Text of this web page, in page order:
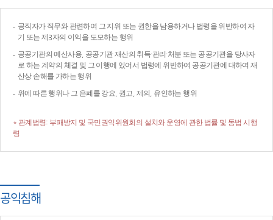
공직자가 직무와 관련하여 그 지위 또는 권한을 남용하거나 법령을 위반하여 자
기 또는 제3자의 이익을 도모하는 행위
공공기관의 예산사용, 공공기관 재산의 취득·관리·처분 또는 공공기관을 당사자
로 하는 계약의 체결 및 그 이행에 있어서 법령에 위반하여 공공기관에 대하여 재
산상 손해를 가하는 행위
위에 따른 행위나 그 은폐를 강요, 권고, 제의, 유인하는 행위
* 관계법령: 부패방지 및 국민권익위원회의 설치와 운영에 관한 법률 및 동법 시행
령
공익침해